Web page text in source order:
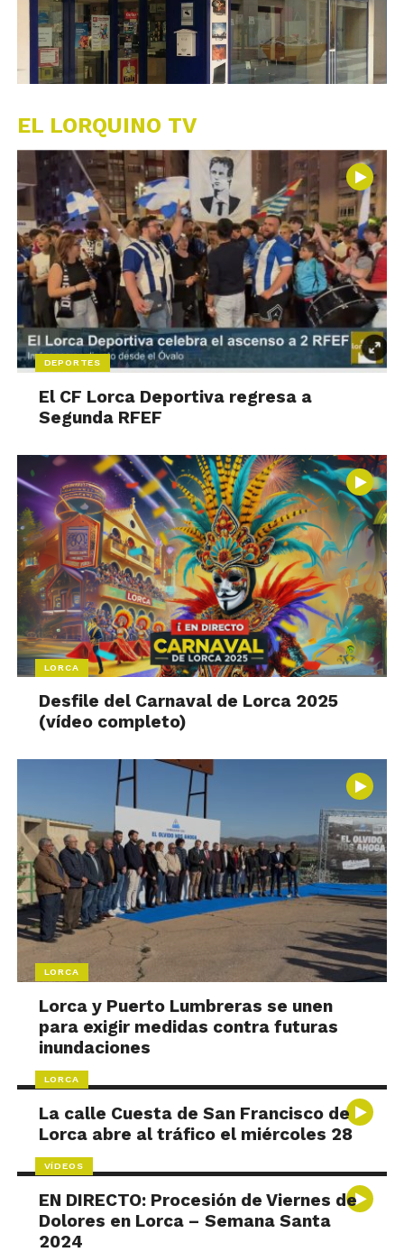
EL LORQUINO TV
DEPORTES
El CF Lorca Deportiva regresa a
Segunda RFEF
LORCA
Desfile del Carnaval de Lorca 2025
(vídeo completo)
LORCA
Lorca y Puerto Lumbreras se unen
para exigir medidas contra futuras
inundaciones
LORCA
La calle Cuesta de San Francisco de
Lorca abre al tráfico el miércoles 28
VÍDEOS
EN DIRECTO: Procesión de Viernes de
Dolores en Lorca – Semana Santa
2024